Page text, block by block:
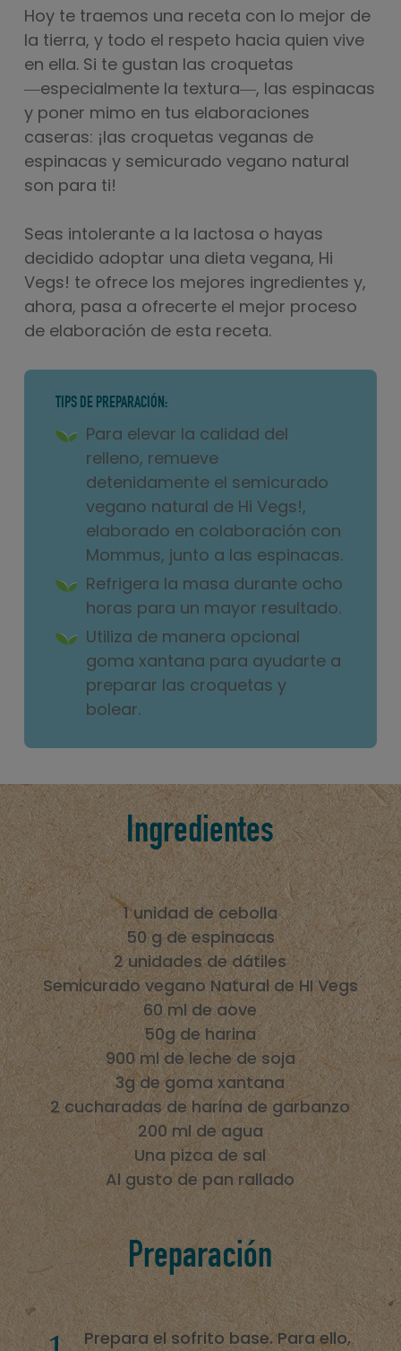
Hoy te traemos una receta con lo mejor de
la tierra, y todo el respeto hacia quien vive
en ella. Si te gustan las croquetas ​​
―especialmente la textura―, las espinacas
y poner mimo en tus elaboraciones
caseras: ¡las croquetas veganas de
espinacas y semicurado vegano natural
son para ti!
Seas intolerante a la lactosa o hayas
decidido adoptar una dieta vegana, Hi
Vegs! te ofrece los mejores ingredientes y,
ahora, pasa a ofrecerte el mejor proceso
de elaboración de esta receta.
TIPS DE PREPARACIÓN:
Para elevar la calidad del
relleno, remueve
detenidamente el semicurado
vegano natural de Hi Vegs!,
elaborado en colaboración con
Mommus, junto a las espinacas.
Refrigera la masa durante ocho
horas para un mayor resultado.
Utiliza de manera opcional
goma xantana para ayudarte a
preparar las croquetas y
bolear.
Ingredientes
1 unidad de cebolla
50 g de espinacas
2 unidades de dátiles
Semicurado vegano Natural de HI Vegs
60 ml de aove
50g de harina
900 ml de leche de soja
3g de goma xantana
2 cucharadas de harina de garbanzo
200 ml de agua
Una pizca de sal
Al gusto de pan rallado
Preparación
Prepara el sofrito base. Para ello,